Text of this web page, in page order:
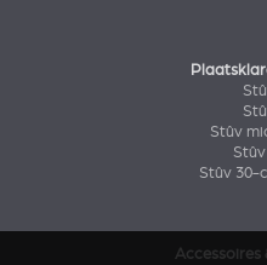
Stûv
Stûv 30-
Accessoires